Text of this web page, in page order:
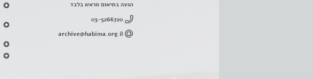
הגעה בתיאום מראש בלבד
03-5266720
archive@habima.org.il